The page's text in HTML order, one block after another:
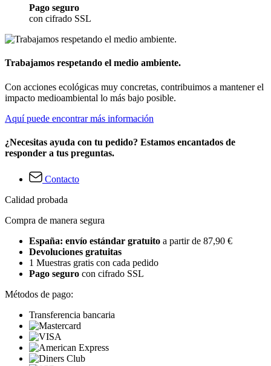
Pago seguro
con cifrado SSL
Trabajamos respetando el medio ambiente.
Con acciones ecológicas muy concretas, contribuimos a mantener el
impacto medioambiental lo más bajo posible.
Aquí puede encontrar más información
¿Necesitas ayuda con tu pedido? Estamos encantados de
responder a tus preguntas.
Contacto
Calidad probada
Compra de manera segura
España: envío estándar gratuito a partir de 87,90 €
Devoluciones gratuitas
1 Muestras gratis con cada pedido
Pago seguro con cifrado SSL
Métodos de pago:
Transferencia bancaria